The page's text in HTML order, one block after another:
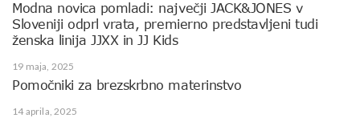
Modna novica pomladi: največji JACK&JONES v
Sloveniji odprl vrata, premierno predstavljeni tudi
ženska linija JJXX in JJ Kids
19 maja, 2025
Pomočniki za brezskrbno materinstvo
14 aprila, 2025